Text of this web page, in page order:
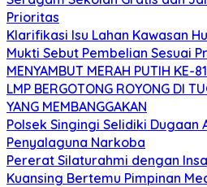
Prioritas
Klarifikasi Isu Lahan Kawasan
Mukti Sebut Pembelian Sesuai
MENYAMBUT MERAH PUTIH KE-
LMP BERGOTONG ROYONG DI
YANG MEMBANGGAKAN
Polsek Singingi Selidiki Dugaan
Penyalaguna Narkoba
Pererat Silaturahmi dengan
Kuansing Bertemu Pimpinan